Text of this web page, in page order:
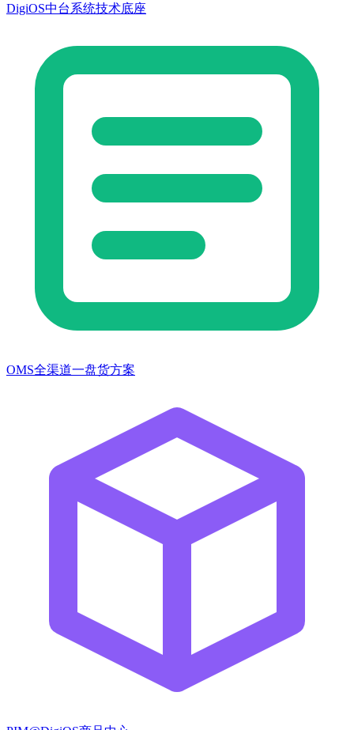
DigiOS中台系统技术底座
OMS全渠道一盘货方案